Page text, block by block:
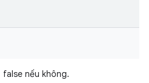
nếu không.